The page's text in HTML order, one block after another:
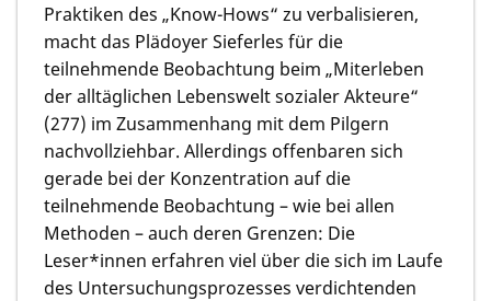
Praktiken des „Know-Hows“ zu verbalisieren,
macht das Plädoyer Sieferles für die
teilnehmende Beobachtung beim „Miterleben
der alltäglichen Lebenswelt sozialer Akteure“
(277) im Zusammenhang mit dem Pilgern
nachvollziehbar. Allerdings offenbaren sich
gerade bei der Konzentration auf die
teilnehmende Beobachtung – wie bei allen
Methoden – auch deren Grenzen: Die
Leser*innen erfahren viel über die sich im Laufe
des Untersuchungsprozesses verdichtenden